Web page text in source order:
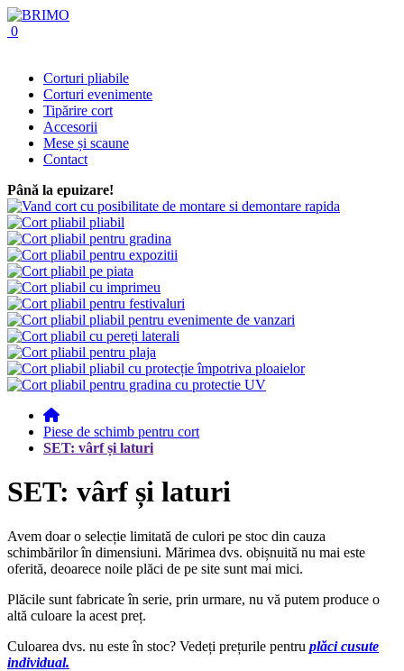
0
Corturi pliabile
Corturi evenimente
Tipărire cort
Accesorii
Mese și scaune
Contact
Până la epuizare!
Piese de schimb pentru cort
SET: vârf și laturi
SET: vârf și laturi
Avem doar o selecție limitată de culori pe stoc din cauza
schimbărilor în dimensiuni. Mărimea dvs. obișnuită nu mai este
oferită, deoarece noile plăci de pe site sunt mai mici.
Plăcile sunt fabricate în serie, prin urmare, nu vă putem produce o
altă culoare la acest preț.
Culoarea dvs. nu este în stoc? Vedeți prețurile pentru plăci cusute
individual.